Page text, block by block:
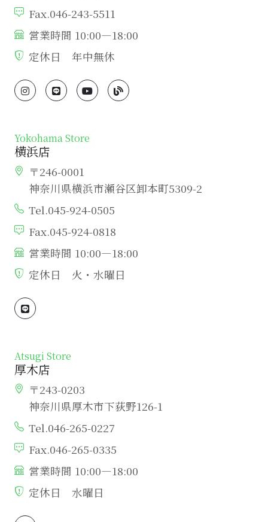
Fax.046-243-5511
営業時間 10:00―18:00
定休日 年中無休
Yokohama Store
横浜店
〒246-0001
神奈川県横浜市瀬谷区卸本町5309-2
Tel.045-924-0505
Fax.045-924-0818
営業時間 10:00―18:00
定休日 火・水曜日
Atsugi Store
厚木店
〒243-0203
神奈川県厚木市下荻野126-1
Tel.046-265-0227
Fax.046-265-0335
営業時間 10:00―18:00
定休日 水曜日